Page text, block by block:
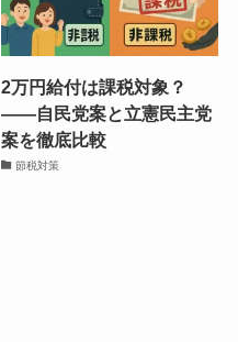
2万円給付は課税対象？
――自民党案と立憲民主党
案を徹底比較
節税対策